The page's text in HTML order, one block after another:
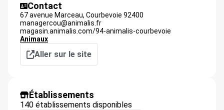
Contact
67 avenue Marceau, Courbevoie 92400
managercou@animalis.fr
magasin.animalis.com/94-animalis-courbevoie
Animaux
Aller sur le site
Établissements
140 établissements disponibles